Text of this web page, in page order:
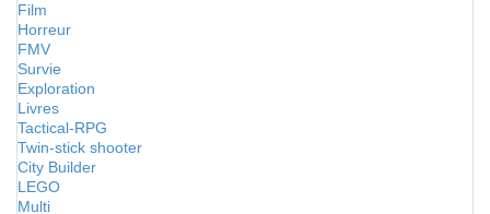
Film
Horreur
FMV
Survie
Exploration
Livres
Tactical-RPG
Twin-stick shooter
City Builder
LEGO
Multi